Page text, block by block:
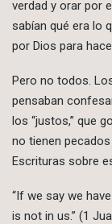
verdad y orar por
sabían qué era lo
por Dios para
Pero no todos.
pensaban
los “justos,” que
no tienen
Escrituras sobre
“If we say we
is not in us.” (1